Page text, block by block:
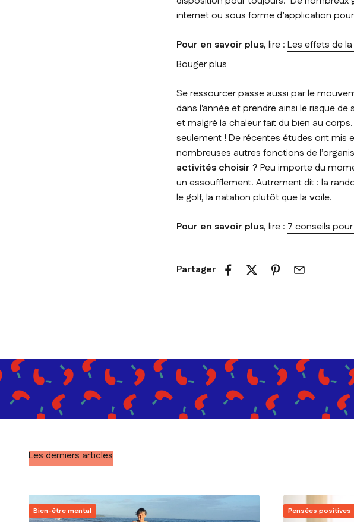
internet ou sous forme d’application
Pour en savoir plus, lire : Les effets de
Bouger plus
Se ressourcer passe aussi par le
dans l'année et prendre ainsi le risque
et malgré la chaleur fait du bien au corps.
seulement ! De récentes études ont mis
nombreuses autres fonctions de
activités choisir ? Peu importe du
un essoufflement. Autrement dit : la
le golf, la natation plutôt que la voile.
Pour en savoir plus, lire : 7 conseils
Partager
Les derniers articles
Bien-être mental Pensées positives